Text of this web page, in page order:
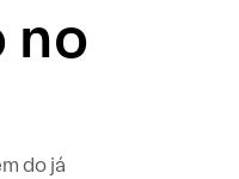
no
do já